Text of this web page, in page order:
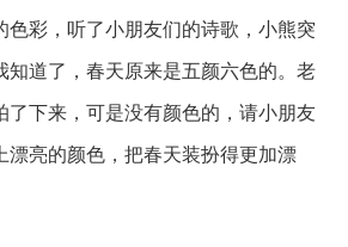
色彩，听了小朋友们的诗歌，小熊突
知道了，春天原来是五颜六色的。老
了下来，可是没有颜色的，请小朋友
漂亮的颜色，把春天装扮得更加漂